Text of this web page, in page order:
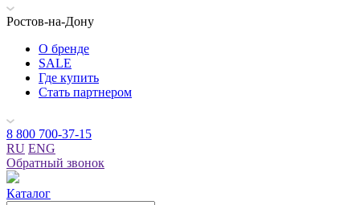
Ростов-на-Дону
О бренде
SALE
Где купить
Стать партнером
8 800 700-37-15
RU ENG
Обратный звонок
Каталог